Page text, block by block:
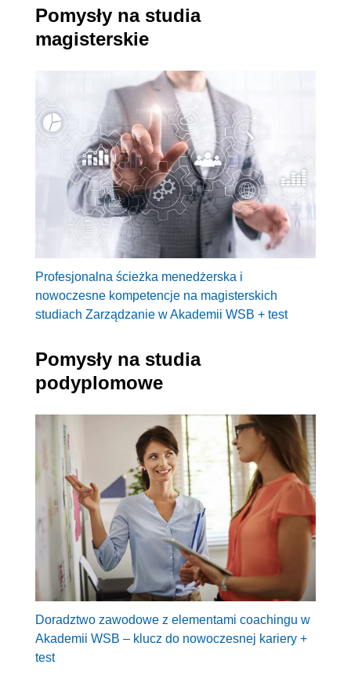
Pomysły na studia
magisterskie
Profesjonalna ścieżka menedżerska i
nowoczesne kompetencje na magisterskich
studiach Zarządzanie w Akademii WSB + test
Pomysły na studia
podyplomowe
Doradztwo zawodowe z elementami coachingu w
Akademii WSB – klucz do nowoczesnej kariery +
test